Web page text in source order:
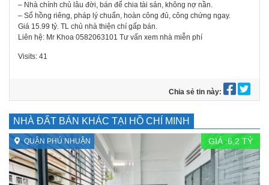
– Nhà chính chủ lâu đời, bán để chia tài sản, không nợ nần.
– Sổ hồng riêng, pháp lý chuẩn, hoàn công đủ, công chứng ngay.
Giá 15.99 tỷ. TL chủ nhà thiện chí gấp bán.
Liên hệ: Mr Khoa 0582063101 Tư vấn xem nhà miễn phí
Visits: 41
Chia sẻ tin này:
NHÀ ĐẤT BÁN KHÁC TẠI HỒ CHÍ MINH
QUẬN PHÚ NHUẬN GIÁ :6,2 TỶ